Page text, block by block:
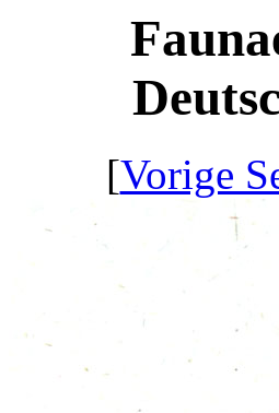
[Vorige